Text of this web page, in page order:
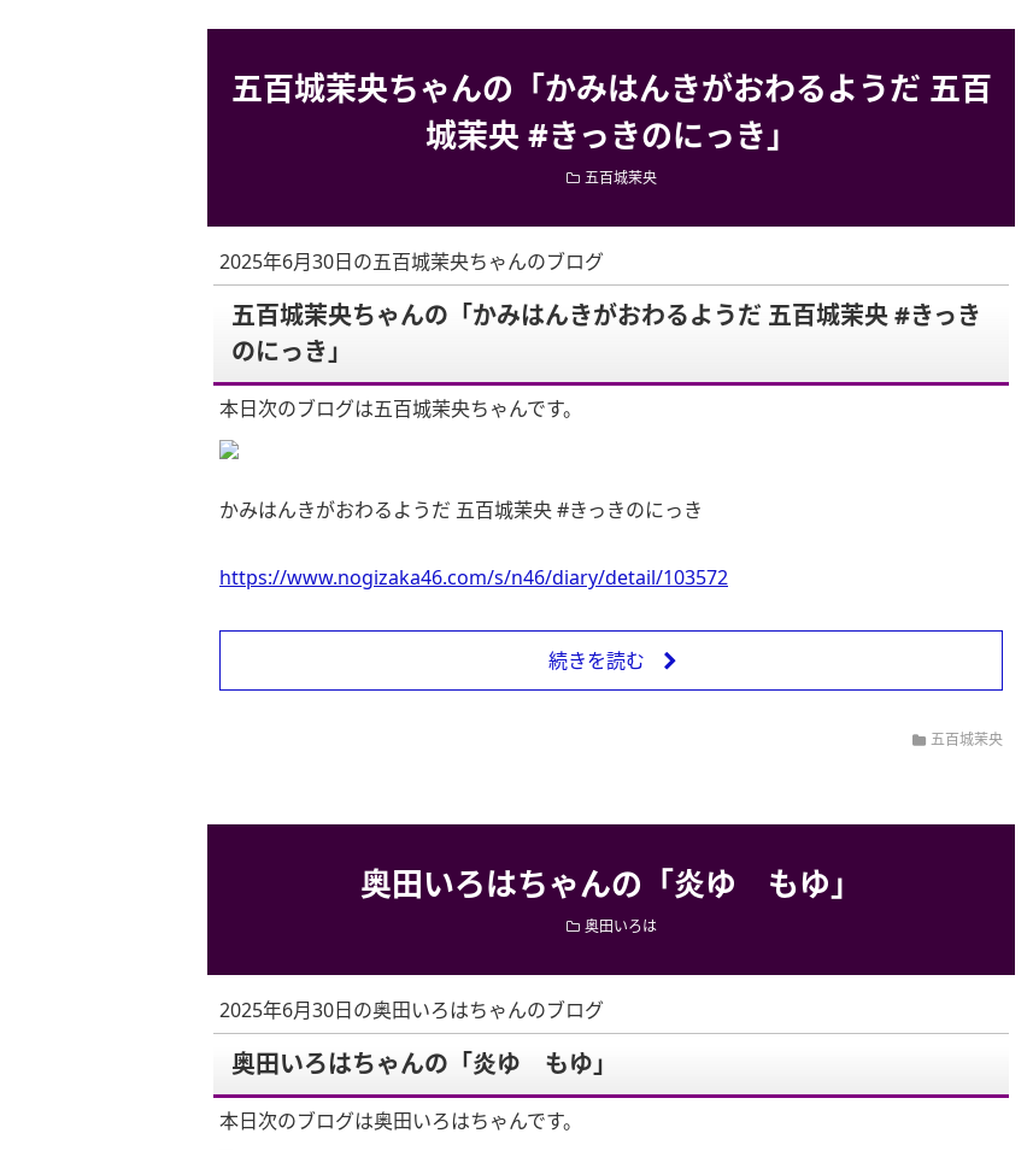
五百城茉央ちゃんの「かみはんきがおわるようだ 五百
城茉央 #きっきのにっき」
五百城茉央
2025年6月30日の五百城茉央ちゃんのブログ
五百城茉央ちゃんの「かみはんきがおわるようだ 五百城茉央 #きっき
のにっき」
本日次のブログは五百城茉央ちゃんです。
かみはんきがおわるようだ 五百城茉央 #きっきのにっき
https://www.nogizaka46.com/s/n46/diary/detail/103572
続きを読む
五百城茉央
奥田いろはちゃんの「炎ゆ もゆ」
奥田いろは
2025年6月30日の奥田いろはちゃんのブログ
奥田いろはちゃんの「炎ゆ もゆ」
本日次のブログは奥田いろはちゃんです。